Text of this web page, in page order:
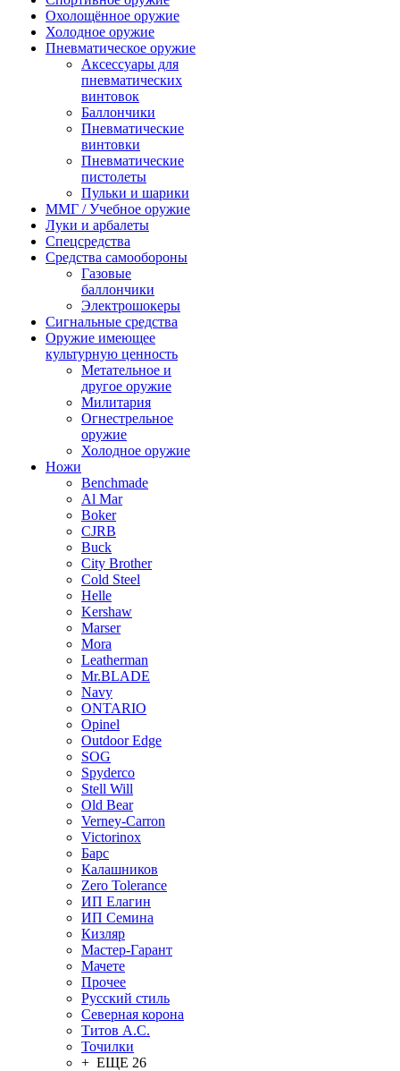
Охолощённое оружие
Холодное оружие
Пневматическое оружие
Аксессуары для
пневматических
винтовок
Баллончики
Пневматические
винтовки
Пневматические
пистолеты
Пульки и шарики
ММГ / Учебное оружие
Луки и арбалеты
Спецсредства
Средства самообороны
Газовые
баллончики
Электрошокеры
Сигнальные средства
Оружие имеющее
культурную ценность
Метательное и
другое оружие
Милитария
Огнестрельное
оружие
Холодное оружие
Ножи
Benchmade
Al Mar
Boker
CJRB
Buck
City Brother
Cold Steel
Helle
Kershaw
Marser
Mora
Leatherman
Mr.BLADE
Navy
ONTARIO
Opinel
Outdoor Edge
SOG
Spyderco
Stell Will
Old Bear
Verney-Carron
Victorinox
Барс
Калашников
Zero Tolerance
ИП Елагин
ИП Семина
Кизляр
Мастер-Гарант
Мачете
Прочее
Русский стиль
Северная корона
Титов А.С.
Точилки
+ ЕЩЕ 26